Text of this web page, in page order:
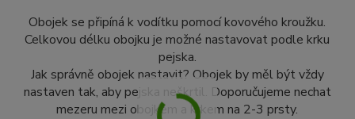
Obojek se připíná k vodítku pomocí kovového kroužku.
Celkovou délku obojku je možné nastavovat podle krku
pejska.
Jak správně obojek nastavit? Obojek by měl být vždy
nastaven tak, aby pejska neškrtil. Doporučujeme nechat
mezeru mezi obojkem a krkem na 2-3 prsty.